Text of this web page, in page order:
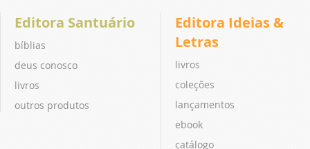
Editora Santuário
bíblias
deus conosco
livros
outros produtos
Editora Ideias &
Letras
livros
coleções
lançamentos
ebook
catálogo